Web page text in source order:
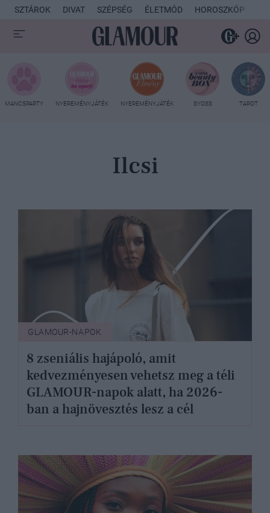
SZTÁROK DIVAT SZÉPSÉG ÉLETMÓD HOROSZKÓP
MANCSPARTY NYEREMÉNYJÁTÉK NYEREMÉNYJÁTÉK SYOSS TAROT
Ilcsi
GLAMOUR-NAPOK
8 zseniális hajápoló, amit
kedvezményesen vehetsz meg a téli
GLAMOUR-napok alatt, ha 2026-
ban a hajnövesztés lesz a cél